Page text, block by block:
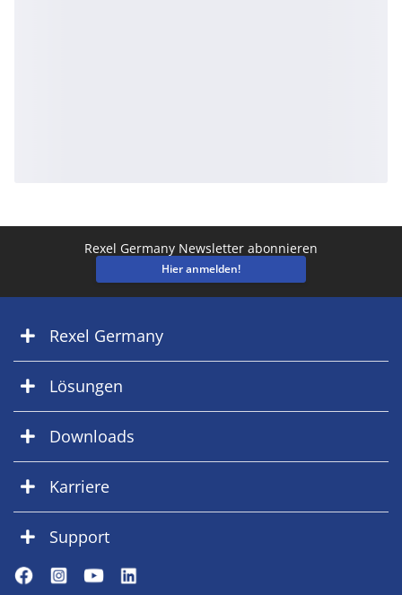
Rexel Germany Newsletter abonnieren
Hier anmelden!
Rexel Germany
Lösungen
Downloads
Karriere
Support